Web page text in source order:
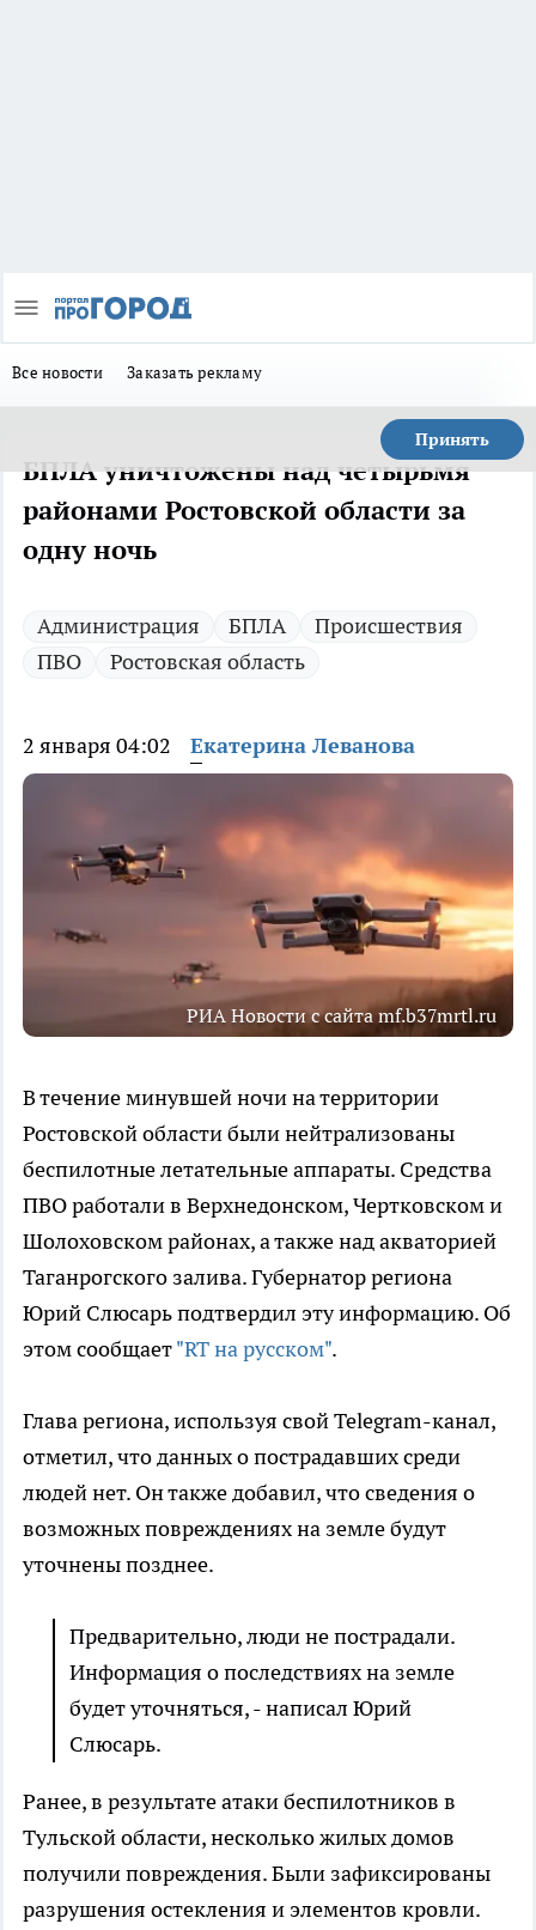
Все новости Заказать рекламу
Принять
БПЛА уничтожены над четырьмя
районами Ростовской области за
одну ночь
Администрация БПЛА
Происшествия
ПВО
Ростовская область
2 января 04:02 Екатерина Леванова
РИА Новости с сайта mf.b37mrtl.ru
В течение минувшей ночи на территории
Ростовской области были нейтрализованы
беспилотные летательные аппараты. Средства
ПВО работали в Верхнедонском, Чертковском и
Шолоховском районах, а также над акваторией
Таганрогского залива. Губернатор региона
Юрий Слюсарь подтвердил эту информацию. Об
этом сообщает"RT на русском".
Глава региона, используя свой Telegram-канал,
отметил, что данных о пострадавших среди
людей нет. Он также добавил, что сведения о
возможных повреждениях на земле будут
уточнены позднее.
Предварительно, люди не пострадали.
Информация о последствиях на земле
будет уточняться, - написал Юрий
Слюсарь.
Ранее, в результате атаки беспилотников в
Тульской области, несколько жилых домов
получили повреждения. Были зафиксированы
разрушения остекления и элементов кровли.